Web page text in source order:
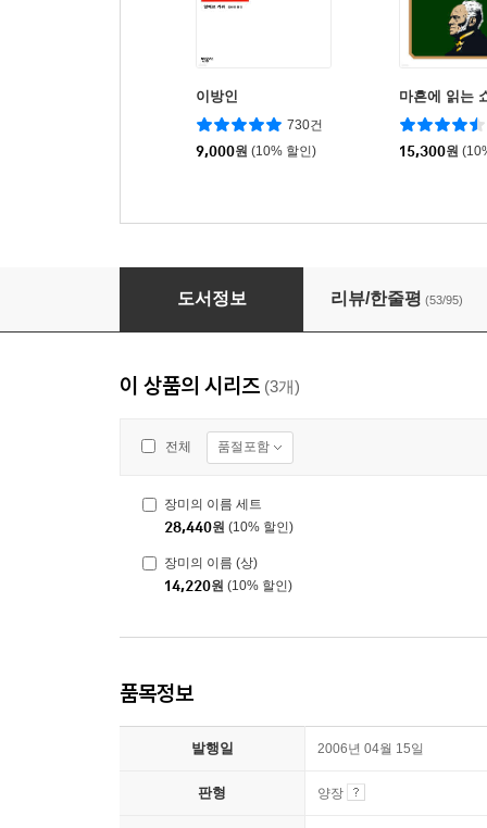
이방인
730건
9,000원 (10% 할인)
마흔에 읽는
15,300원
장미의 이름 세트
도서정보 리뷰/한줄평 (53/95)
이 상품의 시리즈 (3개)
전체 품절포함
장미의 이름 세트
28,440원 (10% 할인)
장미의 이름 (상)
14,220원 (10% 할인)
품목정보
발행일 2006년 04월 15일
판형 양장